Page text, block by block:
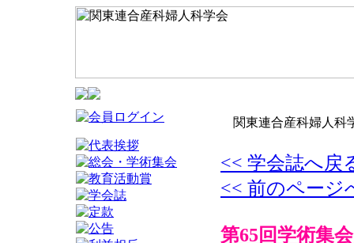
関東連合産科婦人科
<< 学会誌へ戻
<< 前のページ
第65回学術集会